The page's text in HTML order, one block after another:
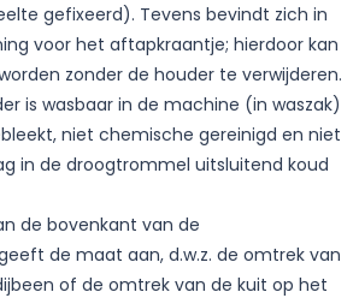
gefixeerd). Tevens bevindt zich in
voor het aftapkraantje; hierdoor kan
zonder de houder te verwijderen.
is wasbaar in de machine (in waszak)
niet chemische gereinigd en niet
in de droogtrommel uitsluitend koud
de bovenkant van de
de maat aan, d.w.z. de omtrek van
of de omtrek van de kuit op het